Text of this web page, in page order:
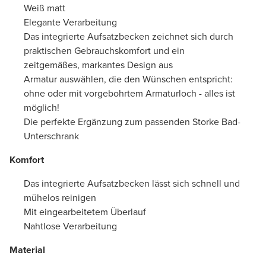
Weiß matt
Elegante Verarbeitung
Das integrierte Aufsatzbecken zeichnet sich durch
praktischen Gebrauchskomfort und ein
zeitgemäßes, markantes Design aus
Armatur auswählen, die den Wünschen entspricht:
ohne oder mit vorgebohrtem Armaturloch - alles ist
möglich!
Die perfekte Ergänzung zum passenden Storke Bad-
Unterschrank
Komfort
Das integrierte Aufsatzbecken lässt sich schnell und
mühelos reinigen
Mit eingearbeitetem Überlauf
Nahtlose Verarbeitung
Material